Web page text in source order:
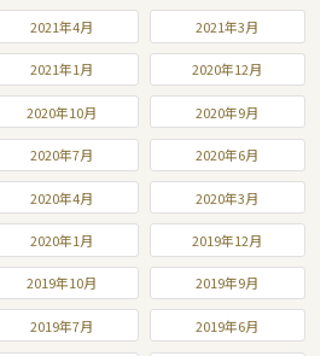
2021年4月 2021年3月
2021年1月 2020年12月
2020年10月 2020年9月
2020年7月 2020年6月
2020年4月 2020年3月
2020年1月 2019年12月
2019年10月 2019年9月
2019年7月 2019年6月